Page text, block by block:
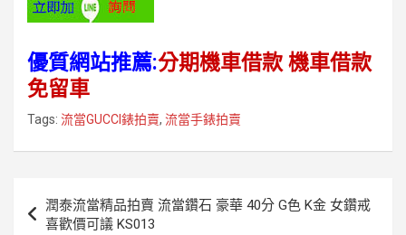
優質網站推薦:分期機車借款 機車借款
免留車
Tags: 流當GUCCI錶拍賣, 流當手錶拍賣
章
潤泰流當精品拍賣 流當鑽石 豪華 40分 G色 K金 女鑽戒
喜歡價可議 KS013